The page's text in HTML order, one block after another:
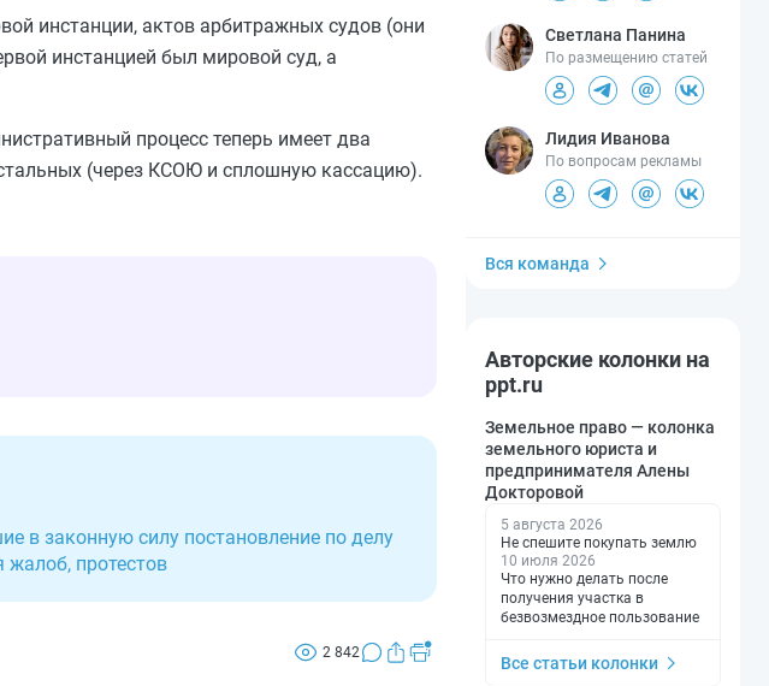
инстанции, актов арбитражных судов (они
инстанцией был мировой суд, а
процесс теперь имеет два
(через КСОЮ и сплошную кассацию).
в законную силу постановление по делу
протестов
2 842
Светлана Панина
По размещению статей
Лидия Иванова
По вопросам рекламы
Вся команда
Авторские колонки на
ppt.ru
Земельное право — колонка
земельного юриста и
предпринимателя Алены
Докторовой
5 августа 2026
Не спешите покупать землю
10 июля 2026
Что нужно делать после
получения участка в
безвозмездное пользование
Все статьи колонки